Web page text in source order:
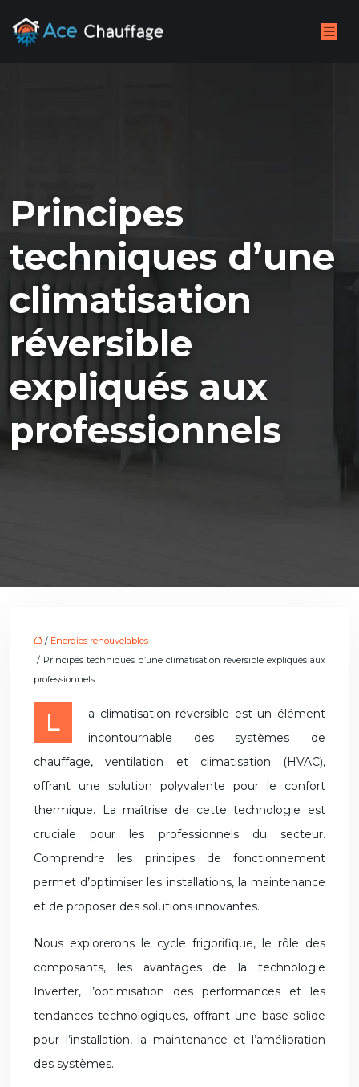
Principes
techniques d’une
climatisation
réversible
expliqués aux
professionnels
/ Énergies renouvelables
/ Principes techniques d’une climatisation réversible expliqués aux
professionnels
La climatisation réversible est un élément
incontournable des systèmes de
chauffage, ventilation et climatisation (HVAC),
offrant une solution polyvalente pour le confort
thermique. La maîtrise de cette technologie est
cruciale pour les professionnels du secteur.
Comprendre les principes de fonctionnement
permet d’optimiser les installations, la maintenance
et de proposer des solutions innovantes.
Nous explorerons le cycle frigorifique, le rôle des
composants, les avantages de la technologie
Inverter, l’optimisation des performances et les
tendances technologiques, offrant une base solide
pour l’installation, la maintenance et l’amélioration
des systèmes.